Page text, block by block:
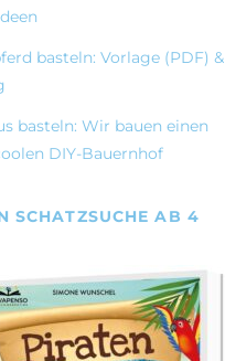
basteln: Vorlage (PDF) &
basteln: Wir bauen einen
DIY-Bauernhof
SCHATZSUCHE AB 4